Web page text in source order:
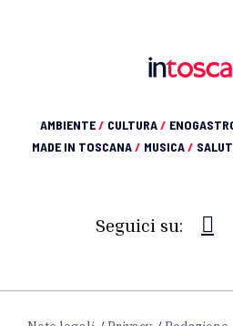
AMBIENTE/ CULTURA/
MADE IN TOSCANA/ MUSICA/
Seguici su: